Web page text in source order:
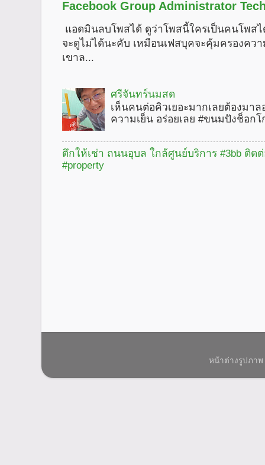
Facebook Group Administrator
แอดมินลบโพสได้ ดูว่าโพสนี้ใครเป็นคนโพส
จะดูไม่ได้นะคับ เหมือนเฟสบุคจะคุ้มครองคว
เขาล...
ศรีจันทร์นมสด
เห็นคนต่อคิวเยอะมากเลยต้องมา
ความเย็น อร่อยเลย #ขนมปังช็อก
ตึกให้เช่า ถนนอุบล ใกล้ศูนย์บริการ #3bb ติดต่
#property
หน้าต่างรูปภา